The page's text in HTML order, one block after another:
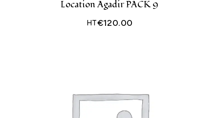
Location Agadir PACK 9
€120.00
HT